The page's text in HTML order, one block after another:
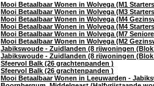
Mooi Betaalbaar Wonen in Wolvega (M1
Mooi Betaalbaar Wonen in Wolvega (M3
Mooi Betaalbaar Wonen in Wolvega (M4
Mooi Betaalbaar Wonen in Wolvega (M4
Mooi Betaalbaar Wonen in Wolvega (M7
Mooi Betaalbaar Wonen in Wolvega (M2
Jabikswoude - Zuidlanden (8 rijwoningen (Blok
Jabikswoude - Zuidlanden (8 rijwoningen (Blok
Sfeervol Balk (26 grachtenpanden )
Sfeervol Balk (26 grachtenpanden )
Mooi Betaalbaar Wonen in Leeuwarden -